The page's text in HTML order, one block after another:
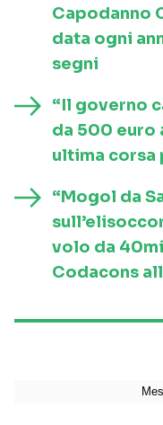
Capodanno
data ogni
segni
“Il governo
da 500 euro
ultima corsa
“Mogol da
volo da
Codacons